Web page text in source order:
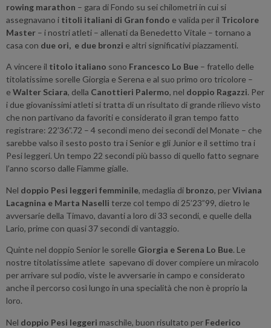
rowing marathon – gara di Fondo su sei chilometri in cui si
assegnavano i titoli italiani di Gran fondo e valida per il Tricolore
Master – i nostri atleti – allenati da Benedetto Vitale – tornano a
casa con due ori, e due bronzi e altri significativi piazzamenti.
A vincere il titolo italiano sono Francesco Lo Bue – fratello delle
titolatissime sorelle Giorgia e Serena e al suo primo oro tricolore –
e Walter Sciara, della Canottieri Palermo, nel doppio Ragazzi. Per
i due giovanissimi atleti si tratta di un risultato di grande rilievo visto
che non partivano da favoriti e considerato il gran tempo fatto
registrare: 22’36”.72 – 4 secondi meno dei secondi del Monate – che
sarebbe valso il sesto posto tra i Senior e gli Junior e il settimo tra i
Pesi leggeri. Un tempo 22 secondi più basso di quello fatto segnare
l’anno scorso dalle Fiamme gialle.
Nel doppio Pesi leggeri femminile, medaglia di bronzo, perViviana
Lacagnina e Marta Naselli terze col tempo di 25’23”99, dietro le
avversarie della Timavo, davanti a loro di 33 secondi, e quelle della
Lario, prime con quasi 37 secondi di vantaggio.
Quinte nel doppio Senior le sorelle Giorgia e Serena Lo Bue. Le
nostre titolatissime atlete sapevano di dover compiere un miracolo
per arrivare sul podio, viste le avversarie in campo e considerato
anche il percorso così lungo in una specialità che non è proprio la
loro.
Nel doppio Pesi leggeri maschile, buon risultato per Federico